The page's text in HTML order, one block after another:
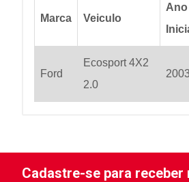
Marca Veiculo
Ano
Ford
Ecosport 4X2
2.0
2003
Cadastre-se para receber